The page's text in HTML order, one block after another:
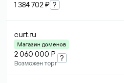
1 384 702 ₽ ?
curt.ru
Магазин доменов
2 060 000 ₽
Возможен торг
?